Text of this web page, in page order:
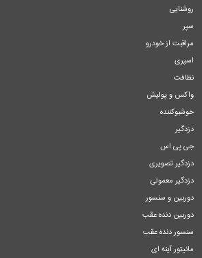
روشنایی
سپر
مراقبت از خودرو
اسپری
نظافت
واکس و پولیش
خوشبوکننده
دزدگیر
جی پی اس
دزدگیر تصویری
دزدگیر معمولی
دوربین و سنسور
دوربین دنده عقب
سنسور دنده عقب
مانیتور آینه ای